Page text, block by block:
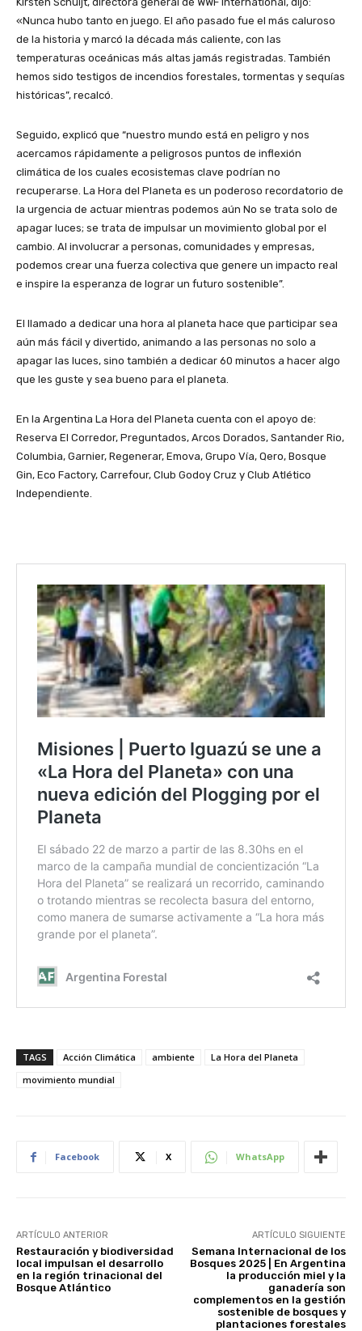
«Nunca hubo tanto en juego. El año pasado fue el más caluroso
de la historia y marcó la década más caliente, con las
temperaturas oceánicas más altas jamás registradas. También
hemos sido testigos de incendios forestales, tormentas y sequías
históricas”, recalcó.
Seguido, explicó que “nuestro mundo está en peligro y nos
acercamos rápidamente a peligrosos puntos de inflexión
climática de los cuales ecosistemas clave podrían no
recuperarse. La Hora del Planeta es un poderoso recordatorio de
la urgencia de actuar mientras podemos aún No se trata solo de
apagar luces; se trata de impulsar un movimiento global por el
cambio. Al involucrar a personas, comunidades y empresas,
podemos crear una fuerza colectiva que genere un impacto real
e inspire la esperanza de lograr un futuro sostenible”.
El llamado a dedicar una hora al planeta hace que participar sea
aún más fácil y divertido, animando a las personas no solo a
apagar las luces, sino también a dedicar 60 minutos a hacer algo
que les guste y sea bueno para el planeta.
En la Argentina La Hora del Planeta cuenta con el apoyo de:
Reserva El Corredor, Preguntados, Arcos Dorados, Santander Rio,
Columbia, Garnier, Regenerar, Emova, Grupo Vía, Qero, Bosque
Gin, Eco Factory, Carrefour, Club Godoy Cruz y Club Atlético
Independiente.
TAGS Acción Climática ambiente
La Hora del Planeta
movimiento mundial
Facebook X WhatsApp
ARTÍCULO ANTERIOR
Restauración y biodiversidad
local impulsan el desarrollo
en la región trinacional del
Bosque Atlántico
ARTÍCULO SIGUIENTE
Semana Internacional de los
Bosques 2025 | En Argentina
la producción miel y la
ganadería son
complementos en la gestión
sostenible de bosques y
plantaciones forestales